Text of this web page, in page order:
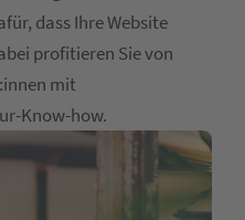
dass Ihre Website
profitieren Sie von
mit
Know-how.